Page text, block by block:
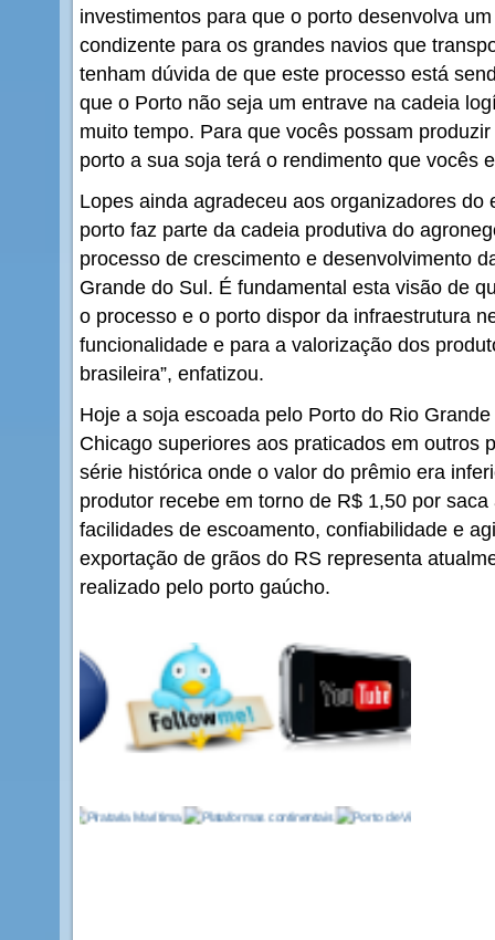
investimentos para que o porto desenvolva
condizente para os grandes navios que
tenham dúvida de que este processo está
que o Porto não seja um entrave na cadeia
muito tempo. Para que vocês possam
porto a sua soja terá o rendimento que vocês
Lopes ainda agradeceu aos organizadores do
porto faz parte da cadeia produtiva do
processo de crescimento e desenvolvimento
Grande do Sul. É fundamental esta visão de
o processo e o porto dispor da infraestrutura
funcionalidade e para a valorização dos
brasileira”, enfatizou.
Hoje a soja escoada pelo Porto do Rio
Chicago superiores aos praticados em outros
série histórica onde o valor do prêmio era
produtor recebe em torno de R$ 1,50 por
facilidades de escoamento, confiabilidade e
exportação de grãos do RS representa
realizado pelo porto gaúcho.